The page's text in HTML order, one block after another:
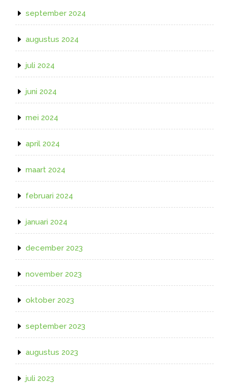
september 2024
augustus 2024
juli 2024
juni 2024
mei 2024
april 2024
maart 2024
februari 2024
januari 2024
december 2023
november 2023
oktober 2023
september 2023
augustus 2023
juli 2023